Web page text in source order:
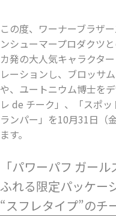
この度、ワーナーブラザ
ンシューマープロダクツ
カ発の⼤⼈気キャラクタ
レーションし、ブロッサ
や、ユートニウム博⼠を
レ de チーク」、「スポ
ランパー」を10⽉31⽇（
ます。
「パワーパフ ガー
ふれる限定パッケー
“スフレタイプ”のチ